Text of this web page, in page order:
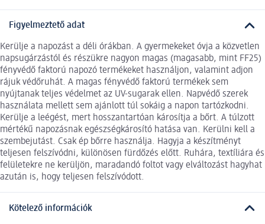
Figyelmeztető adat
Kerülje a napozást a déli órákban. A gyermekeket óvja a közvetlen
napsugárzástól és részükre nagyon magas (magasabb, mint FF25)
fényvédő faktorú napozó termékeket használjon, valamint adjon
rájuk védőruhát. A magas fényvédő faktorú termékek sem
nyújtanak teljes védelmet az UV-sugarak ellen. Napvédő szerek
használata mellett sem ajánlott túl sokáig a napon tartózkodni.
Kerülje a leégést, mert hosszantartóan károsítja a bőrt. A túlzott
mértékű napozásnak egészségkárosító hatása van. Kerülni kell a
szembejutást. Csak ép bőrre használja. Hagyja a készítményt
teljesen felszívódni, különösen fürdőzés előtt. Ruhára, textíliára és
felületekre ne kerüljön, maradandó foltot vagy elváltozást hagyhat
azután is, hogy teljesen felszívódott.
Kötelező információk